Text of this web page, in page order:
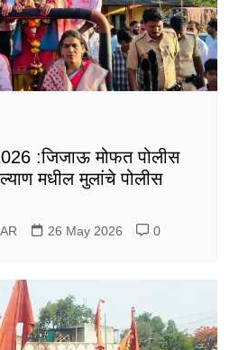
:जिजाऊ मोफत पोलीस
मधील मुलांचे पोलीस
26 May 2026 0